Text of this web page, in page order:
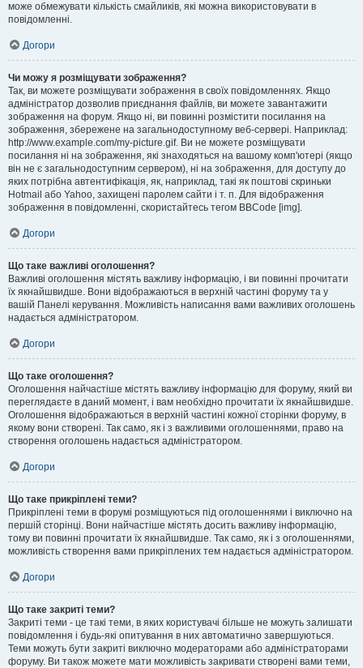
може обмежувати кількість смайликів, які можна використовувати в
повідомленні.
Догори
Чи можу я розміщувати зображення?
Так, ви можете розміщувати зображення в своїх повідомленнях. Якщо
адміністратор дозволив приєднання файлів, ви можете завантажити
зображення на форум. Якщо ні, ви повинні розмістити посилання на
зображення, збережене на загальнодоступному веб-сервері. Наприклад:
http://www.example.com/my-picture.gif. Ви не можете розміщувати
посилання ні на зображення, які знаходяться на вашому комп'ютері (якщо
він не є загальнодоступним сервером), ні на зображення, для доступу до
яких потрібна автентифікація, як, наприклад, такі як поштові скриньки
Hotmail або Yahoo, захищені паролем сайти і т. п. Для відображення
зображення в повідомленні, скористайтесь тегом BBCode [img].
Догори
Що таке важливі оголошення?
Важливі оголошення містять важливу інформацію, і ви повинні прочитати
їх якнайшвидше. Вони відображаються в верхній частині форуму та у
вашій Панелі керування. Можливість написання вами важливих оголошень
надається адміністратором.
Догори
Що таке оголошення?
Оголошення найчастіше містять важливу інформацію для форуму, який ви
переглядаєте в даний момент, і вам необхідно прочитати їх якнайшвидше.
Оголошення відображаються в верхній частині кожної сторінки форуму, в
якому вони створені. Так само, як і з важливими оголошеннями, право на
створення оголошень надається адміністратором.
Догори
Що таке прикріплені теми?
Прикріплені теми в форумі розміщуються під оголошеннями і виключно на
першій сторінці. Вони найчастіше містять досить важливу інформацію,
тому ви повинні прочитати їх якнайшвидше. Так само, як і з оголошеннями,
можливість створення вами прикріплених тем надається адміністратором.
Догори
Що таке закриті теми?
Закриті теми - це такі теми, в яких користувачі більше не можуть залишати
повідомлення і будь-які опитування в них автоматично завершуються.
Теми можуть бути закриті виключно модераторами або адміністраторами
форуму. Ви також можете мати можливість закривати створені вами теми,